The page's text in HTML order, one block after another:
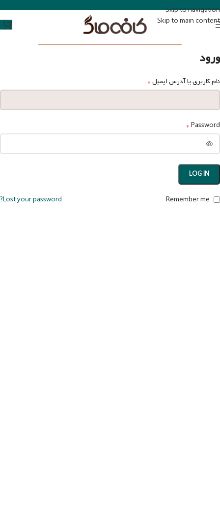
Skip to navigation
Skip to main content
ورود
نام کاربری یا آدرس ایمیل*
Password
*
LOG IN
Lost your password? Remember me